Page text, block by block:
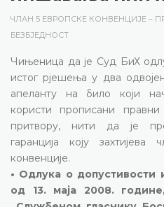
ЧЛАН 5 ЕВРОПСКЕ КОНВЕНЦИЈЕ –
БЕЗБЈЕДНОСТ
Чињеница да је Суд БиХ
истог рјешења у два
апеланту на било који
користи прописани
притвору, нити да је
гаранција коју
конвенције.
• Одлука о допустивости
од 13. маја 2008.